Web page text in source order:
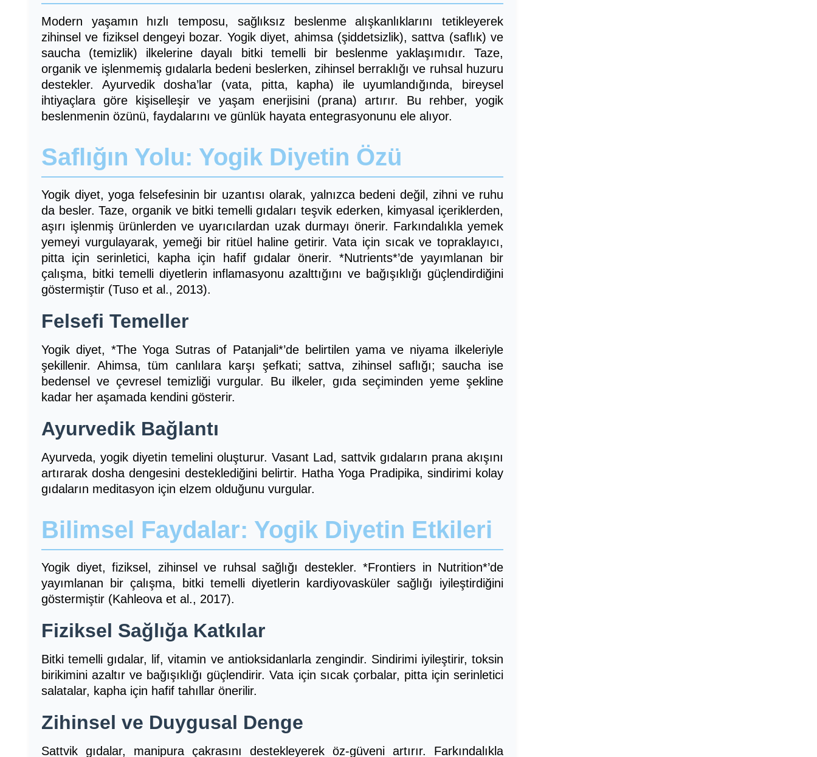
Modern yaşamın hızlı temposu, sağlıksız beslenme alışkanlıklarını tetikleyerek
zihinsel ve fiziksel dengeyi bozar. Yogik diyet, ahimsa (şiddetsizlik), sattva (saflık) ve
saucha (temizlik) ilkelerine dayalı bitki temelli bir beslenme yaklaşımıdır. Taze,
organik ve işlenmemiş gıdalarla bedeni beslerken, zihinsel berraklığı ve ruhsal huzuru
destekler. Ayurvedik dosha’lar (vata, pitta, kapha) ile uyumlandığında, bireysel
ihtiyaçlara göre kişiselleşir ve yaşam enerjisini (prana) artırır. Bu rehber, yogik
beslenmenin özünü, faydalarını ve günlük hayata entegrasyonunu ele alıyor.
Saflığın Yolu: Yogik Diyetin Özü
Yogik diyet, yoga felsefesinin bir uzantısı olarak, yalnızca bedeni değil, zihni ve ruhu
da besler. Taze, organik ve bitki temelli gıdaları teşvik ederken, kimyasal içeriklerden,
aşırı işlenmiş ürünlerden ve uyarıcılardan uzak durmayı önerir. Farkındalıkla yemek
yemeyi vurgulayarak, yemeği bir ritüel haline getirir. Vata için sıcak ve topraklayıcı,
pitta için serinletici, kapha için hafif gıdalar önerir. *Nutrients*’de yayımlanan bir
çalışma, bitki temelli diyetlerin inflamasyonu azalttığını ve bağışıklığı güçlendirdiğini
göstermiştir (Tuso et al., 2013).
Felsefi Temeller
Yogik diyet, *The Yoga Sutras of Patanjali*’de belirtilen yama ve niyama ilkeleriyle
şekillenir. Ahimsa, tüm canlılara karşı şefkati; sattva, zihinsel saflığı; saucha ise
bedensel ve çevresel temizliği vurgular. Bu ilkeler, gıda seçiminden yeme şekline
kadar her aşamada kendini gösterir.
Ayurvedik Bağlantı
Ayurveda, yogik diyetin temelini oluşturur. Vasant Lad, sattvik gıdaların prana akışını
artırarak dosha dengesini desteklediğini belirtir. Hatha Yoga Pradipika, sindirimi kolay
gıdaların meditasyon için elzem olduğunu vurgular.
Bilimsel Faydalar: Yogik Diyetin Etkileri
Yogik diyet, fiziksel, zihinsel ve ruhsal sağlığı destekler. *Frontiers in Nutrition*’de
yayımlanan bir çalışma, bitki temelli diyetlerin kardiyovasküler sağlığı iyileştirdiğini
göstermiştir (Kahleova et al., 2017).
Fiziksel Sağlığa Katkılar
Bitki temelli gıdalar, lif, vitamin ve antioksidanlarla zengindir. Sindirimi iyileştirir, toksin
birikimini azaltır ve bağışıklığı güçlendirir. Vata için sıcak çorbalar, pitta için serinletici
salatalar, kapha için hafif tahıllar önerilir.
Zihinsel ve Duygusal Denge
Sattvik gıdalar, manipura çakrasını destekleyerek öz-güveni artırır. Farkındalıkla